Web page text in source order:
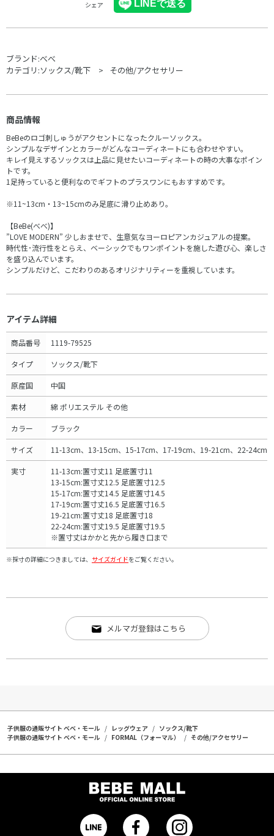
シェア
ブランド:べべ
カテゴリ:ソックス/靴下 その他/アクセサリー
商品情報
BeBeのロゴ刺しゅうがアクセントになったクルーソックス。
シンプルなデザインとカラーがどんなコーディネートにも合わせやすい。
キレイ見えするソックスは上品に見せたいコーディネートの時の大事なポイン
トです。
1足持っていると便利なのでギフトのプラスワンにもおすすめです。
※11~13cm・13~15cmのみ足底に滑り止めあり。
【BeBe(べべ)】
”LOVE MODERN” 少しおませで、生意気なヨーロピアンカジュアルの提案。
時代性･流行性をとらえ、ベーシックでもワンポイントを施した遊び心、楽しさ
を盛り込んでいます。
シンプルだけど、こだわりのあるオリジナリティーを重視しています。
アイテム詳細
商品番号 1119-79525
タイプ ソックス/靴下
原産国 中国
素材 綿 ポリエステル その他
カラー ブラック
サイズ 11-13cm、13-15cm、15-17cm、17-19cm、19-21cm、22-24cm
実寸
11-13cm:置寸丈11 足底置寸11
13-15cm:置寸丈12.5 足底置寸12.5
15-17cm:置寸丈14.5 足底置寸14.5
17-19cm:置寸丈16.5 足底置寸16.5
19-21cm:置寸丈18 足底置寸18
22-24cm:置寸丈19.5 足底置寸19.5
※置寸丈はかかと先から履き口まで
※採寸の詳細につきましては、 サイズガイドをご覧ください。
メルマガ登録はこちら
子供服の通販サイト ベベ・モール レッグウェア
ソックス/靴下
子供服の通販サイト ベベ・モール
FORMAL（フォーマル） その他/アクセサリー